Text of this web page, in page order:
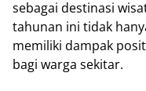
sebagai destinasi
tahunan ini tidak
memiliki dampak
bagi warga sekitar.